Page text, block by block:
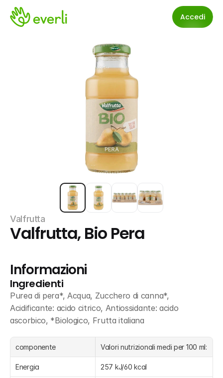
Accedi
Valfrutta
Valfrutta, Bio Pera
Informazioni
Ingredienti
Purea di pera*, Acqua, Zucchero di canna*,
Acidificante: acido citrico, Antiossidante: acido
ascorbico, *Biologico, Frutta italiana
componente Valori nutrizionali medi per 100 ml:
Energia 257 kJ/60 kcal